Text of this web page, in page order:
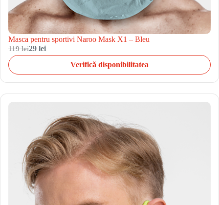
Masca pentru sportivi Naroo Mask X1 – Bleu
119 lei29 lei
Verifică disponibilitatea